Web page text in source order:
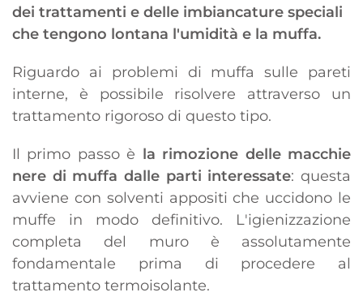
dei trattamenti e delle imbiancature speciali
che tengono lontana l'umidità e la muffa.
Riguardo ai problemi di muffa sulle pareti
interne, è possibile risolvere attraverso un
trattamento rigoroso di questo tipo.
Il primo passo è la rimozione delle macchie
nere di muffa dalle parti interessate: questa
avviene con solventi appositi che uccidono le
muffe in modo definitivo. L'igienizzazione
completa del muro è assolutamente
fondamentale prima di procedere al
trattamento termoisolante.